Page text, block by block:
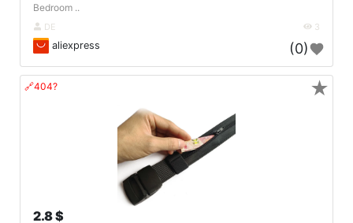
Bedroom ..
DE 3
aliexpress (0)
🔗404?
2.8 $
★